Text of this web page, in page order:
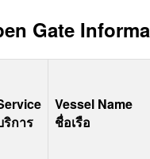
Gate
ริการ
Vessel Name
ชื่อเรือ